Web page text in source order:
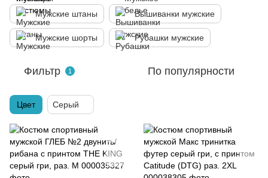
Мужские штаны Вышиванки мужские
Мужские шорты Рубашки мужские
Фильтр 1 По популярности
Цвет Серый